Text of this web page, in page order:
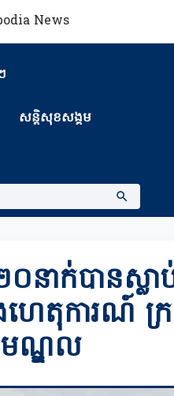
សន្តិសុខសង្គម
នាក់បានស្ល
េតុការណ៍ ក្រ
ណ្ឌល